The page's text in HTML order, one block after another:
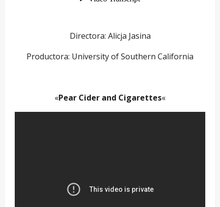
Directora: Alicja Jasina
Productora: University of Southern California
«Pear Cider and Cigarettes«